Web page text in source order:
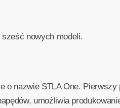
sześć nowych modeli.
o nazwie STLA One.
umożliwia